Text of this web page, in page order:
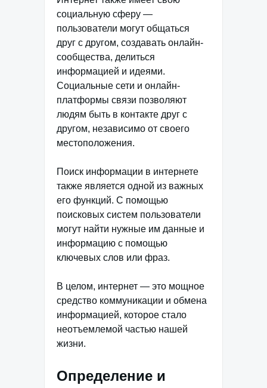
социальную сферу —
пользователи могут общаться
друг с другом, создавать онлайн-
сообщества, делиться
информацией и идеями.
Социальные сети и онлайн-
платформы связи позволяют
людям быть в контакте друг с
другом, независимо от своего
местоположения.
Поиск информации в интернете
также является одной из важных
его функций. С помощью
поисковых систем пользователи
могут найти нужные им данные и
информацию с помощью
ключевых слов или фраз.
В целом, интернет — это мощное
средство коммуникации и обмена
информацией, которое стало
неотъемлемой частью нашей
жизни.
Определение и